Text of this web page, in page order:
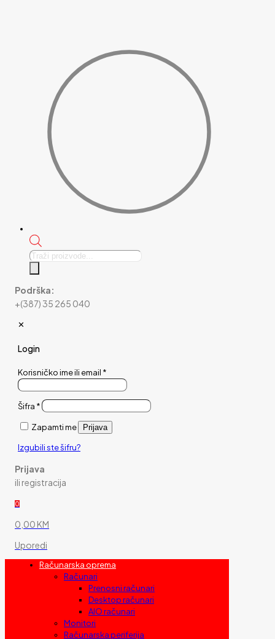
Products
Podrška:
+(387) 35 265 040
✕
Login
Korisničko ime ili email *
Šifra *
Zapamti me Prijava
Izgubili ste šifru?
Prijava
ili registracija
0
0,00 KM
Uporedi
Računarska oprema
Računari
Prenosni računari
Desktop računari
AIO računari
Monitori
Računarska periferija